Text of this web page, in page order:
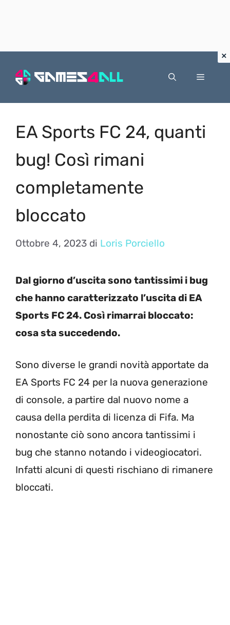
Menu
EA Sports FC 24, quanti
bug! Così rimani
completamente
bloccato
Ottobre 4, 2023 di Loris Porciello
Dal giorno d’uscita sono tantissimi i bug
che hanno caratterizzato l’uscita di EA
Sports FC 24. Così rimarrai bloccato:
cosa sta succedendo.
Sono diverse le grandi novità apportate da
EA Sports FC 24 per la nuova generazione
di console, a partire dal nuovo nome a
causa della perdita di licenza di Fifa. Ma
nonostante ciò sono ancora tantissimi i
bug che stanno notando i videogiocatori.
Infatti alcuni di questi rischiano di rimanere
bloccati.